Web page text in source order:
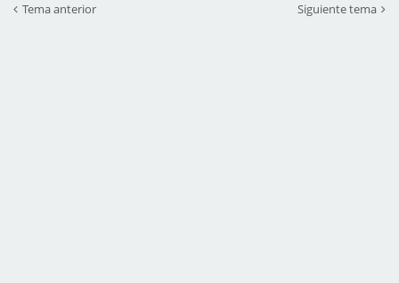
Tema anterior Siguiente tema